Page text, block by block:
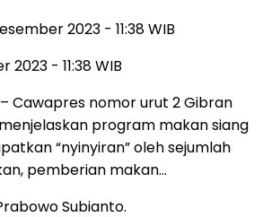
2023 - 11:38 WIB
2023 - 11:38 WIB
– Cawapres nomor urut 2 Gibran
program makan siang
“nyinyiran” oleh sejumlah
pemberian makan…